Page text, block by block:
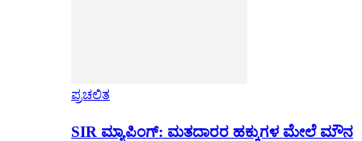
ಪ್ರಚಲಿತ
SIR ಮ್ಯಾಪಿಂಗ್: ಮತದಾರರ ಹಕ್ಕುಗಳ ಮೇಲೆ ಮೌನ